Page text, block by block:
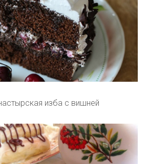
изба с вишней